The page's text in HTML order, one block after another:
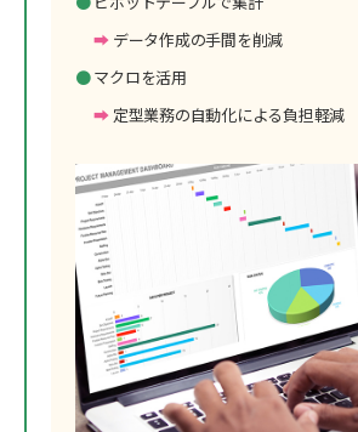
データ作成の手間を削減
マクロを活用
定型業務の自動化による負担軽減